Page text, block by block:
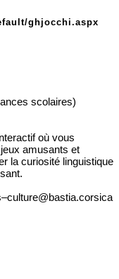
ghjocchi.aspx
scolaires)
où vous
amusants et
la curiosité linguistique